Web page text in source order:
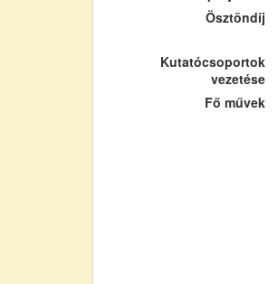
Ösztöndíj
Kutatócsoportok
vezetése
Fő művek